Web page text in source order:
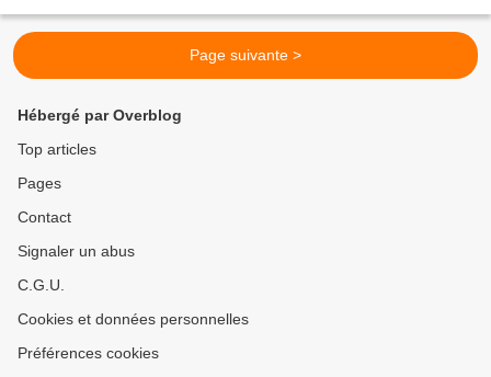
Page suivante >
Hébergé par Overblog
Top articles
Pages
Contact
Signaler un abus
C.G.U.
Cookies et données personnelles
Préférences cookies